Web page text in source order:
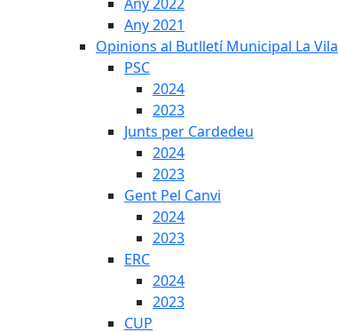
Any 2021
Opinions al Butlletí Municipal La Vila
PSC
2024
2023
Junts per Cardedeu
2024
2023
Gent Pel Canvi
2024
2023
ERC
2024
2023
CUP